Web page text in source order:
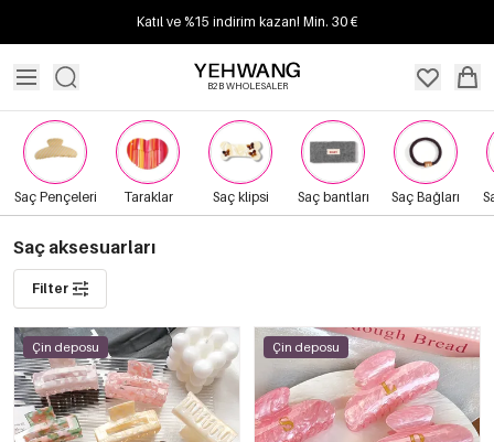
Katıl ve %15 indirim kazan! Min. 30 €
B2B WHOLESALER
Saç Pençeleri Taraklar Saç klipsi Saç bantları Saç Bağları
Saç aksesuarları
Filter
Çin deposu Çin deposu